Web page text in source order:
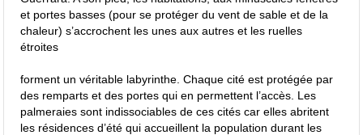
et portes basses (pour se protéger du vent de sable et de la
chaleur) s’accrochent les unes aux autres et les ruelles
étroites
forment un véritable labyrinthe. Chaque cité est protégée par
des remparts et des portes qui en permettent l’accès. Les
palmeraies sont indissociables de ces cités car elles abritent
les résidences d’été qui accueillent la population durant les